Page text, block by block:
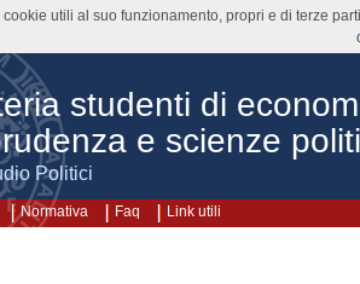
studenti di
e scienze
Politici
Normativa Faq Link utili
utili al suo funzionamento, propri e di terze